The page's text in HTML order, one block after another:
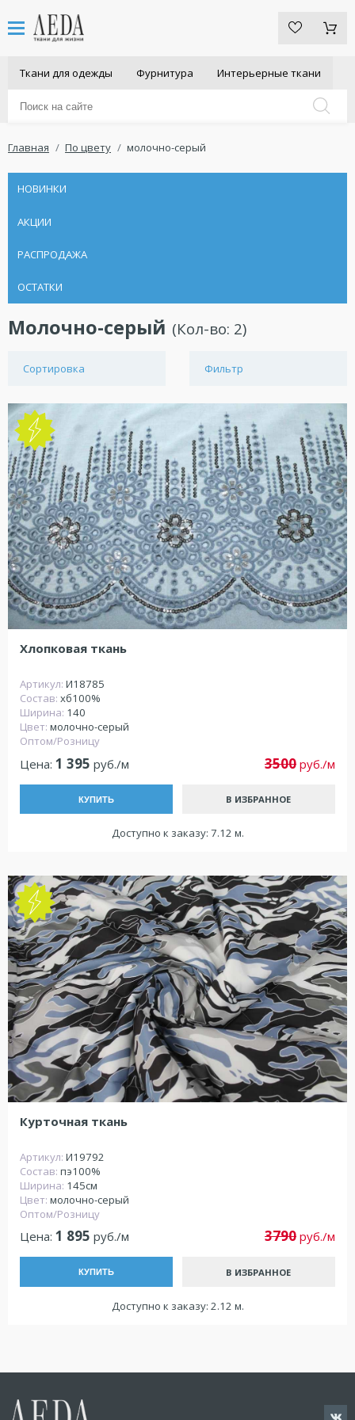
Ткани для одежды Фурнитура Интерьерные ткани
Главная По цвету молочно-серый
НОВИНКИ
АКЦИИ
РАСПРОДАЖА
ОСТАТКИ
Молочно-серый (Кол-во: 2)
Сортировка Фильтр
Хлопковая ткань
Артикул: И18785
Состав: хб100%
Ширина: 140
Цвет: молочно-серый
Оптом/Розницу
Цена: 1 395 руб./м 3500 руб./м
КУПИТЬ В ИЗБРАННОЕ
Доступно к заказу: 7.12 м.
Курточная ткань
Артикул: И19792
Состав: пэ100%
Ширина: 145см
Цвет: молочно-серый
Оптом/Розницу
Цена: 1 895 руб./м 3790 руб./м
КУПИТЬ В ИЗБРАННОЕ
Доступно к заказу: 2.12 м.